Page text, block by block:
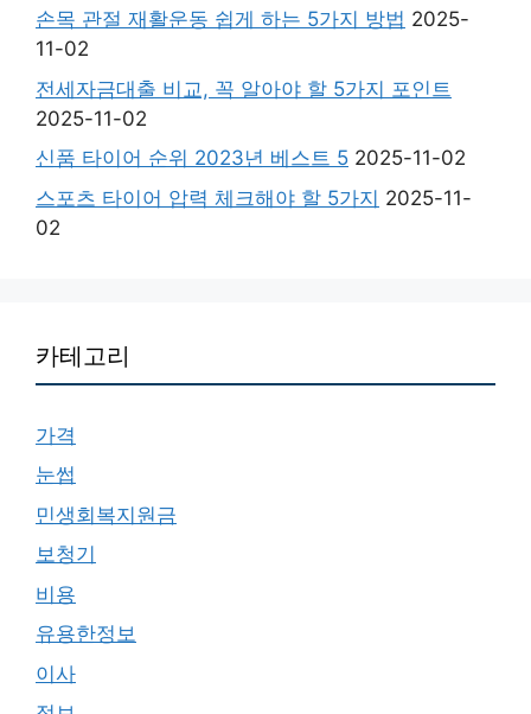
손목 관절 재활운동 쉽게 하는 5가지 방법 2025-
11-02
전세자금대출 비교, 꼭 알아야 할 5가지 포인트
2025-11-02
신품 타이어 순위 2023년 베스트 5 2025-11-02
스포츠 타이어 압력 체크해야 할 5가지 2025-11-
02
카테고리
가격
눈썹
민생회복지원금
보청기
비용
유용한정보
이사